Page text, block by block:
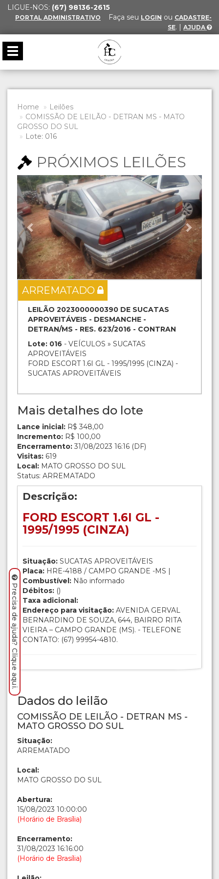
LIGUE-NOS: (67) 98136-2615
PORTAL ADMINISTRATIVO Faça seu LOGIN ou CADASTRE-
SE. | AJUDA
Toggle
navigation
Home
Leilões
COMISSÃO DE LEILÃO - DETRAN MS - MATO
GROSSO DO SUL
Lote: 016
PRÓXIMOS LEILÕES
Previous Next
ARREMATADO
LEILÃO 2023000000390 DE SUCATAS
APROVEITÁVEIS - DESMANCHE -
DETRAN/MS - RES. 623/2016 - CONTRAN
Lote: 016 - VEÍCULOS » SUCATAS
APROVEITÁVEIS
FORD ESCORT 1.6I GL - 1995/1995 (CINZA) -
SUCATAS APROVEITÁVEIS
Mais detalhes do lote
Lance inicial: R$ 348,00
Incremento: R$ 100,00
Encerramento: 31/08/2023 16:16 (DF)
Visitas: 619
Local: MATO GROSSO DO SUL
Status: ARREMATADO
Descrição:
FORD ESCORT 1.6I GL -
1995/1995 (CINZA)
Situação: SUCATAS APROVEITÁVEIS
Placa: HRE-4188 / CAMPO GRANDE -MS |
Combustível: Não informado
Débitos: ()
Taxa adicional:
Endereço para visitação: AVENIDA GERVAL
BERNARDINO DE SOUZA, 644, BAIRRO RITA
VIEIRA – CAMPO GRANDE (MS). - TELEFONE
CONTATO: (67) 99954-4810.
Dados do leilão
COMISSÃO DE LEILÃO - DETRAN MS -
MATO GROSSO DO SUL
Situação:
ARREMATADO
Local:
MATO GROSSO DO SUL
Abertura:
15/08/2023 10:00:00
(Horário de Brasília)
Encerramento:
31/08/2023 16:16:00
(Horário de Brasília)
Precisa de ajuda? Clique aqui.